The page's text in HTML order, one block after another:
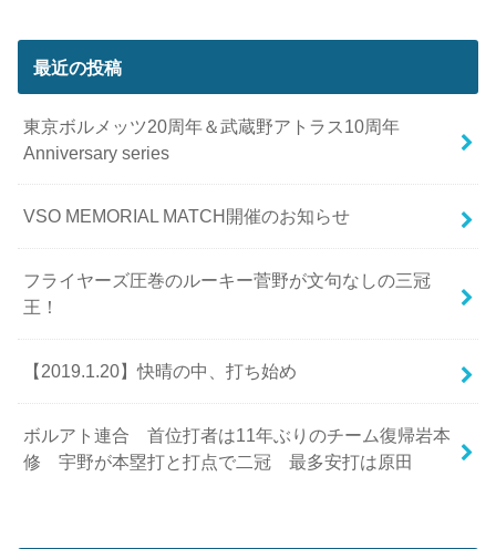
最近の投稿
東京ボルメッツ20周年＆武蔵野アトラス10周年
Anniversary series
VSO MEMORIAL MATCH開催のお知らせ
フライヤーズ圧巻のルーキー菅野が文句なしの三冠
王！
【2019.1.20】快晴の中、打ち始め
ボルアト連合 首位打者は11年ぶりのチーム復帰岩本
修 宇野が本塁打と打点で二冠 最多安打は原田